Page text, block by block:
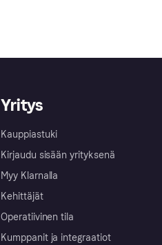
Yritys
Kauppiastuki
Kirjaudu sisään yrityksenä
Myy Klarnalla
Kehittäjät
Operatiivinen tila
Kumppanit ja integraatiot